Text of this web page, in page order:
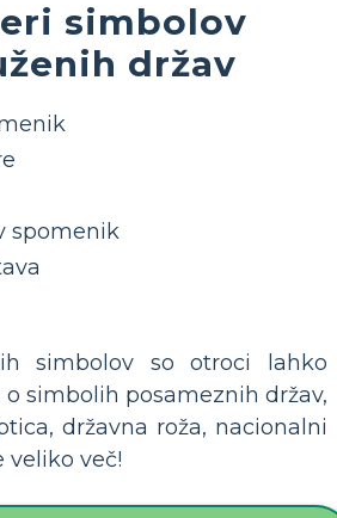
simbolov
držav
spomenik
simbolov so otroci lahko
simbolih posameznih držav,
državna roža, nacionalni
veliko več!